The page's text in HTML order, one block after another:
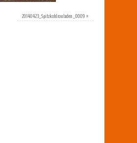
20140423_Spitzkohlrouladen _0009 »